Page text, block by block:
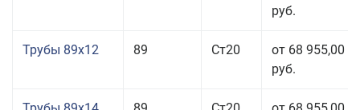
руб.
Трубы 89x12 89 Ст20
от 68 955,00
руб.